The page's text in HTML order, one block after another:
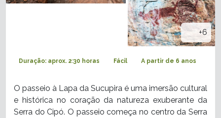
+6
Duração: aprox. 2:30 horas Fácil A partir de 6 anos
O passeio à Lapa da Sucupira é uma imersão cultural
e histórica no coração da natureza exuberante da
Serra do Cipó. O passeio começa no centro da Serra